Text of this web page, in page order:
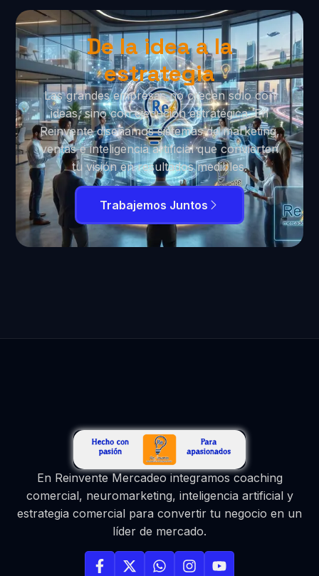
De la idea a la
estrategia
Las grandes empresas no crecen solo con
ideas, sino con ejecución estratégica. En
Reinvente diseñamos sistemas de marketing,
ventas e inteligencia artificial que convierten
tu visión en resultados medibles.
Trabajemos Juntos
En Reinvente Mercadeo integramos coaching
comercial, neuromarketing, inteligencia artificial y
estrategia comercial para convertir tu negocio en un
líder de mercado.